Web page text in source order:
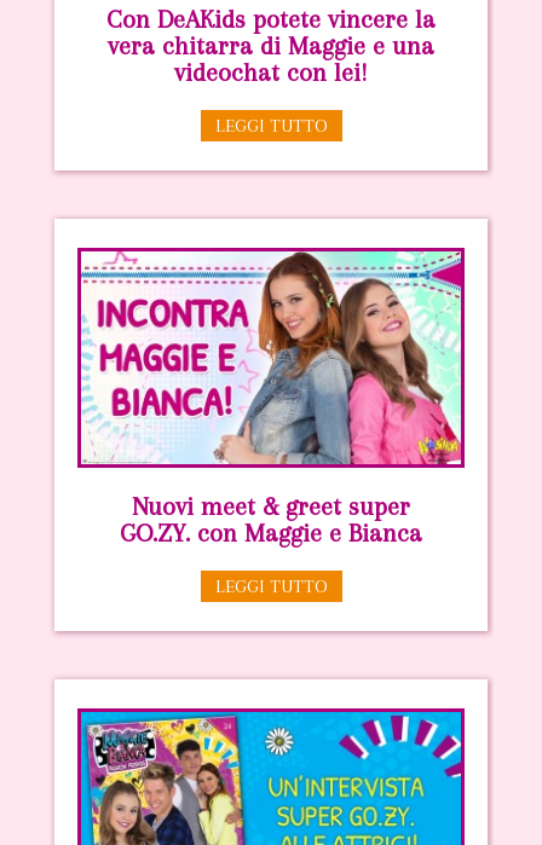
Con DeAKids potete vincere la
vera chitarra di Maggie e una
videochat con lei!
LEGGI TUTTO
Nuovi meet & greet super
GO.ZY. con Maggie e Bianca
LEGGI TUTTO